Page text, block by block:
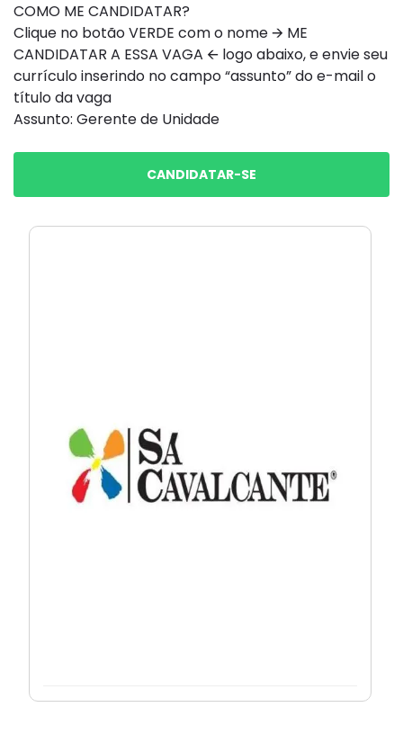
COMO ME CANDIDATAR?
Clique no botão VERDE com o nome 🡪 ME
CANDIDATAR A ESSA VAGA 🡨 logo abaixo, e envie seu
currículo inserindo no campo “assunto” do e-mail o
título da vaga
Assunto: Gerente de Unidade
CANDIDATAR-SE